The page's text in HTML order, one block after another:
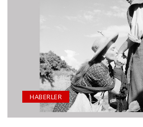
HABERLER